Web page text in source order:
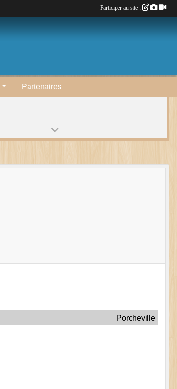
Partenaires
Porcheville
Participer au site :